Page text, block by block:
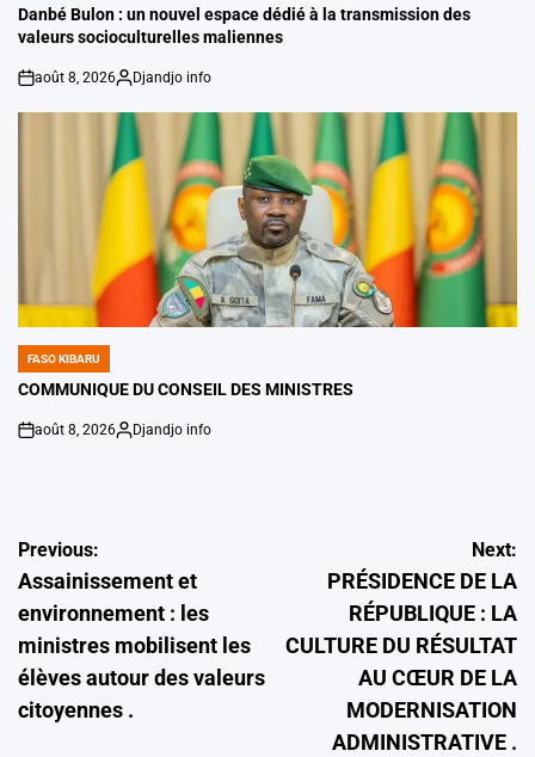
IN
Danbé Bulon : un nouvel espace dédié à la transmission des
valeurs socioculturelles maliennes
on
août 8, 2026
Posted
Djandjo info
POSTED
IN
FASO KIBARU
COMMUNIQUE DU CONSEIL DES MINISTRES
on
août 8, 2026
Posted
Djandjo info
Navigation
de
l’article
Previous:
Assainissement et
environnement : les
ministres mobilisent les
élèves autour des valeurs
citoyennes .
Next:
PRÉSIDENCE DE LA
RÉPUBLIQUE : LA
CULTURE DU RÉSULTAT
AU CŒUR DE LA
MODERNISATION
ADMINISTRATIVE .